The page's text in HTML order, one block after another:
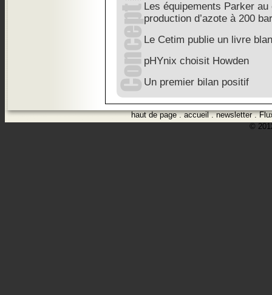
Les équipements Parker
production d’azote à 200
Le Cetim publie un livre
pHYnix choisit Howden
Un premier bilan positif
haut de page.accueil.newsletter.
©